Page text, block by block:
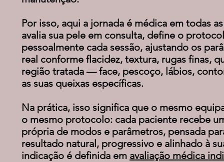
Por isso, aqui a jornada é médica em todas
avalia sua pele em consulta, define o
pessoalmente cada sessão, ajustando os
real conforme flacidez, textura, rugas finas,
região tratada — face, pescoço, lábios,
as suas queixas específicas.
Na prática, isso significa que o mesmo
o mesmo protocolo: cada paciente recebe
própria de modos e parâmetros, pensada
resultado natural, progressivo e alinhado à
indicação é definida em avaliação médica